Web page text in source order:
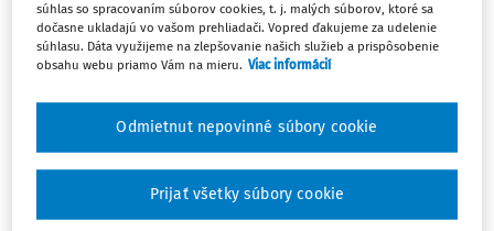
Zoradiť podľa:
Najnovšie Najstaršie
ČLÁNKY
Správa z Trnavských právnických dní 2016.
Správa z Trnavských právnických dní 2016. JUDr. Eduard
Korpáš PhD. Katedra teórie práva a ústavného práva PrF
TU, Th Lic. Mgr. Michaela Moravčíková ThD. Ústav pre
súhlas so spracovaním súborov cookies, t. j. malých súborov, ktoré sa
dočasne ukladajú vo vašom prehliadači. Vopred ďakujeme za udelenie
súhlasu. Dáta využijeme na zlepšovanie našich služieb a prispôsobenie
obsahu webu priamo Vám na mieru. Viac informácií
Odmietnut nepovinné súbory cookie
Prijať všetky súbory cookie